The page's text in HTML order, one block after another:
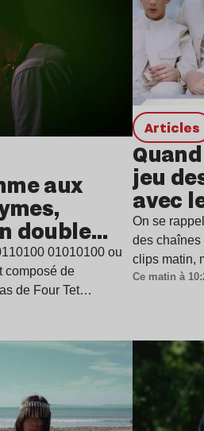
aux
double
01010100 ou
composé de
de Four Tet…
Articles
jeu
avec
On se
des
clips matin,
Ce matin à
Lire l’article